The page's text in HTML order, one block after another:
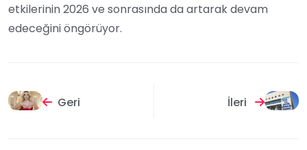
etkilerinin 2026 ve sonrasında da artarak devam
edeceğini öngörüyor.
Geri İleri